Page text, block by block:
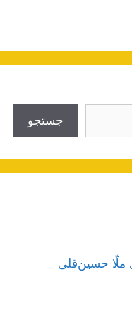
جستجو
ملّا حسین‌قلی